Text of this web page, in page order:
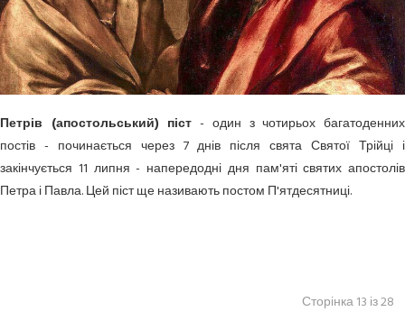
Петрів (апостольський) піст - один з чотирьох багатоденних
постів - починається через 7 днів після свята Святої Трійці і
закінчується 11 липня - напередодні дня пам'яті святих апостолів
Петра і Павла. Цей піст ще називають постом П'ятдесятниці.
Сторінка 13 із 28